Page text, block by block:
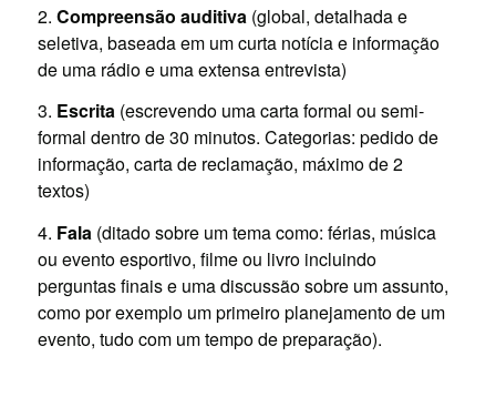
2. Compreensão auditiva (global, detalhada e
seletiva, baseada em um curta notícia e informação
de uma rádio e uma extensa entrevista)
3. Escrita(escrevendo uma carta formal ou semi-
formal dentro de 30 minutos. Categorias: pedido de
informação, carta de reclamação, máximo de 2
textos)
4. Fala(ditado sobre um tema como: férias, música
ou evento esportivo, filme ou livro incluindo
perguntas finais e uma discussão sobre um assunto,
como por exemplo um primeiro planejamento de um
evento, tudo com um tempo de preparação).